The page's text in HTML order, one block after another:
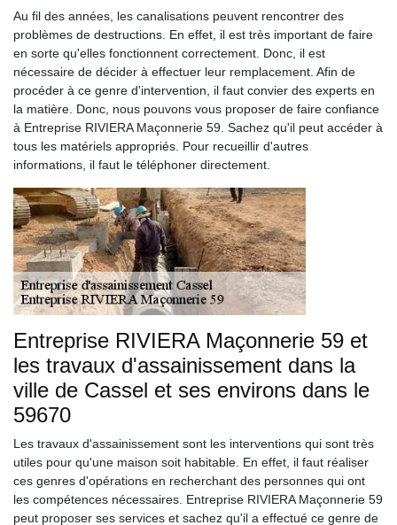
Au fil des années, les canalisations peuvent rencontrer des
problèmes de destructions. En effet, il est très important de faire
en sorte qu'elles fonctionnent correctement. Donc, il est
nécessaire de décider à effectuer leur remplacement. Afin de
procéder à ce genre d'intervention, il faut convier des experts en
la matière. Donc, nous pouvons vous proposer de faire confiance
à Entreprise RIVIERA Maçonnerie 59. Sachez qu'il peut accéder à
tous les matériels appropriés. Pour recueillir d'autres
informations, il faut le téléphoner directement.
Entreprise RIVIERA Maçonnerie 59 et
les travaux d'assainissement dans la
ville de Cassel et ses environs dans le
59670
Les travaux d'assainissement sont les interventions qui sont très
utiles pour qu'une maison soit habitable. En effet, il faut réaliser
ces genres d'opérations en recherchant des personnes qui ont
les compétences nécessaires. Entreprise RIVIERA Maçonnerie 59
peut proposer ses services et sachez qu'il a effectué ce genre de